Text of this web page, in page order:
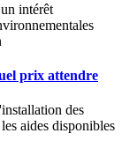
intérêt
prix attendre
des
aides disponibles